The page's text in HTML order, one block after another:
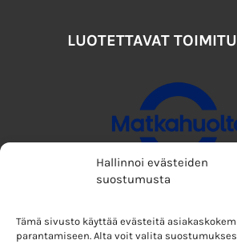
Hallinnoi evästeiden
suostumusta
Tämä sivusto käyttää evästeitä
parantamiseen. Alta voit valita
LUOTETTAVAT